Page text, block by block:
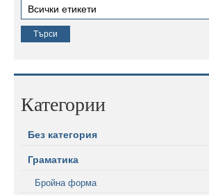
Категории
Без категория
Граматика
Бройна форма